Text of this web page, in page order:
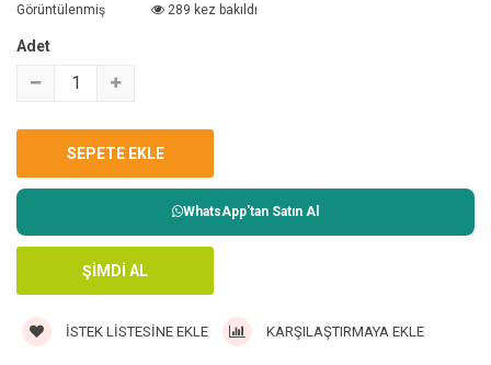
Görüntülenmiş
289 kez bakıldı
Adet
WhatsApp'tan Satın Al
İSTEK LISTESINE EKLE KARŞILAŞTIRMAYA EKLE